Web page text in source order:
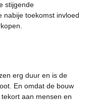
stijgende
nabije toekomst invloed
erg duur en is de
En omdat de bouw
aan mensen en